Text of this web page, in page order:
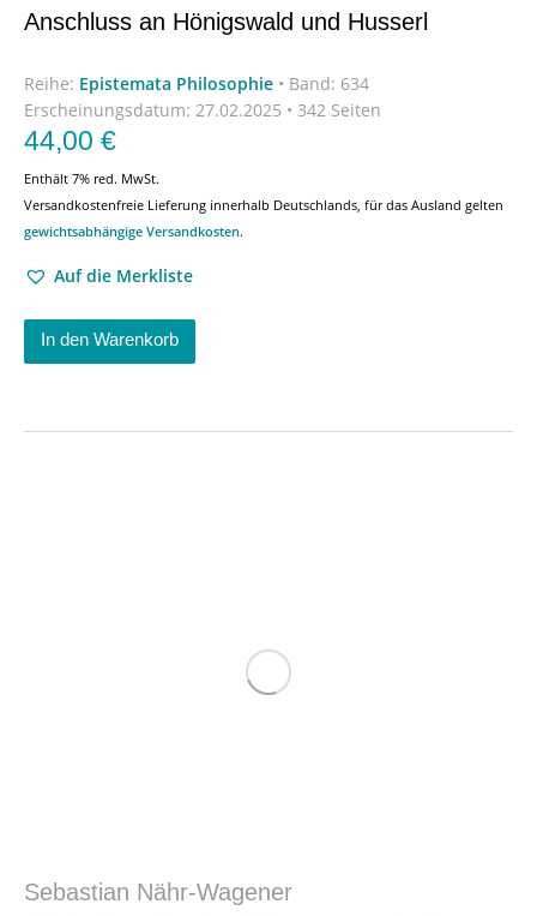
Anschluss an Hönigswald und Husserl
Reihe: Epistemata Philosophie • Band: 634
Erscheinungsdatum: 27.02.2025 • 342 Seiten
44,00 €
Enthält 7% red. MwSt.
Versandkostenfreie Lieferung innerhalb Deutschlands, für das Ausland gelten
gewichtsabhängige Versandkosten.
Auf die Merkliste
In den Warenkorb
Sebastian Nähr-Wagener